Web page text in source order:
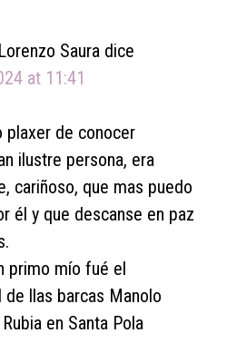
Saura dice
at 11:41
plaxer de conocer
ilustre persona, era
cariñoso, que mas puedo
él y que descanse en paz
primo mío fué el
llas barcas Manolo
en Santa Pola